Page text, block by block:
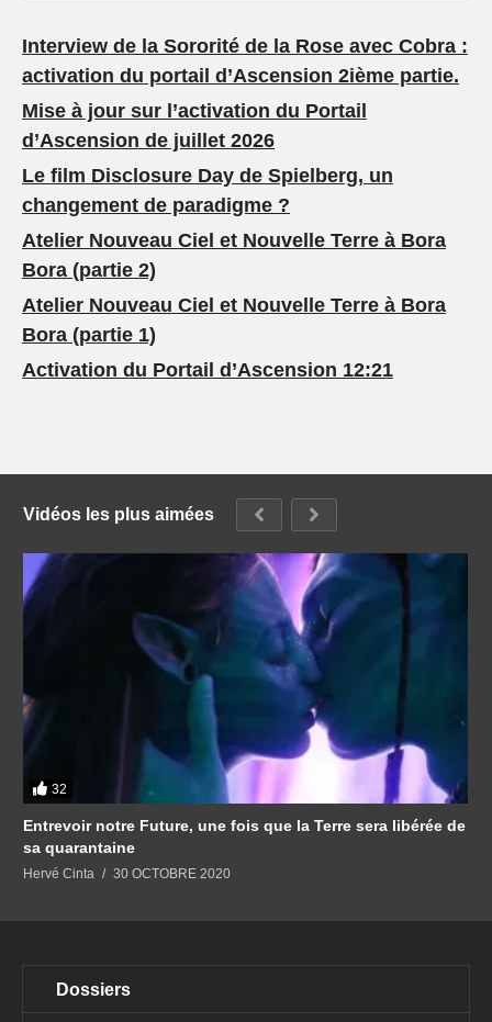
Interview de la Sororité de la Rose avec Cobra :
activation du portail d’Ascension 2ième partie.
Mise à jour sur l’activation du Portail
d’Ascension de juillet 2026
Le film Disclosure Day de Spielberg, un
changement de paradigme ?
Atelier Nouveau Ciel et Nouvelle Terre à Bora
Bora (partie 2)
Atelier Nouveau Ciel et Nouvelle Terre à Bora
Bora (partie 1)
Activation du Portail d’Ascension 12:21
Vidéos les plus aimées
32
Entrevoir notre Future, une fois que la Terre sera libérée de
sa quarantaine
Hervé Cinta 30 OCTOBRE 2020
Dossiers